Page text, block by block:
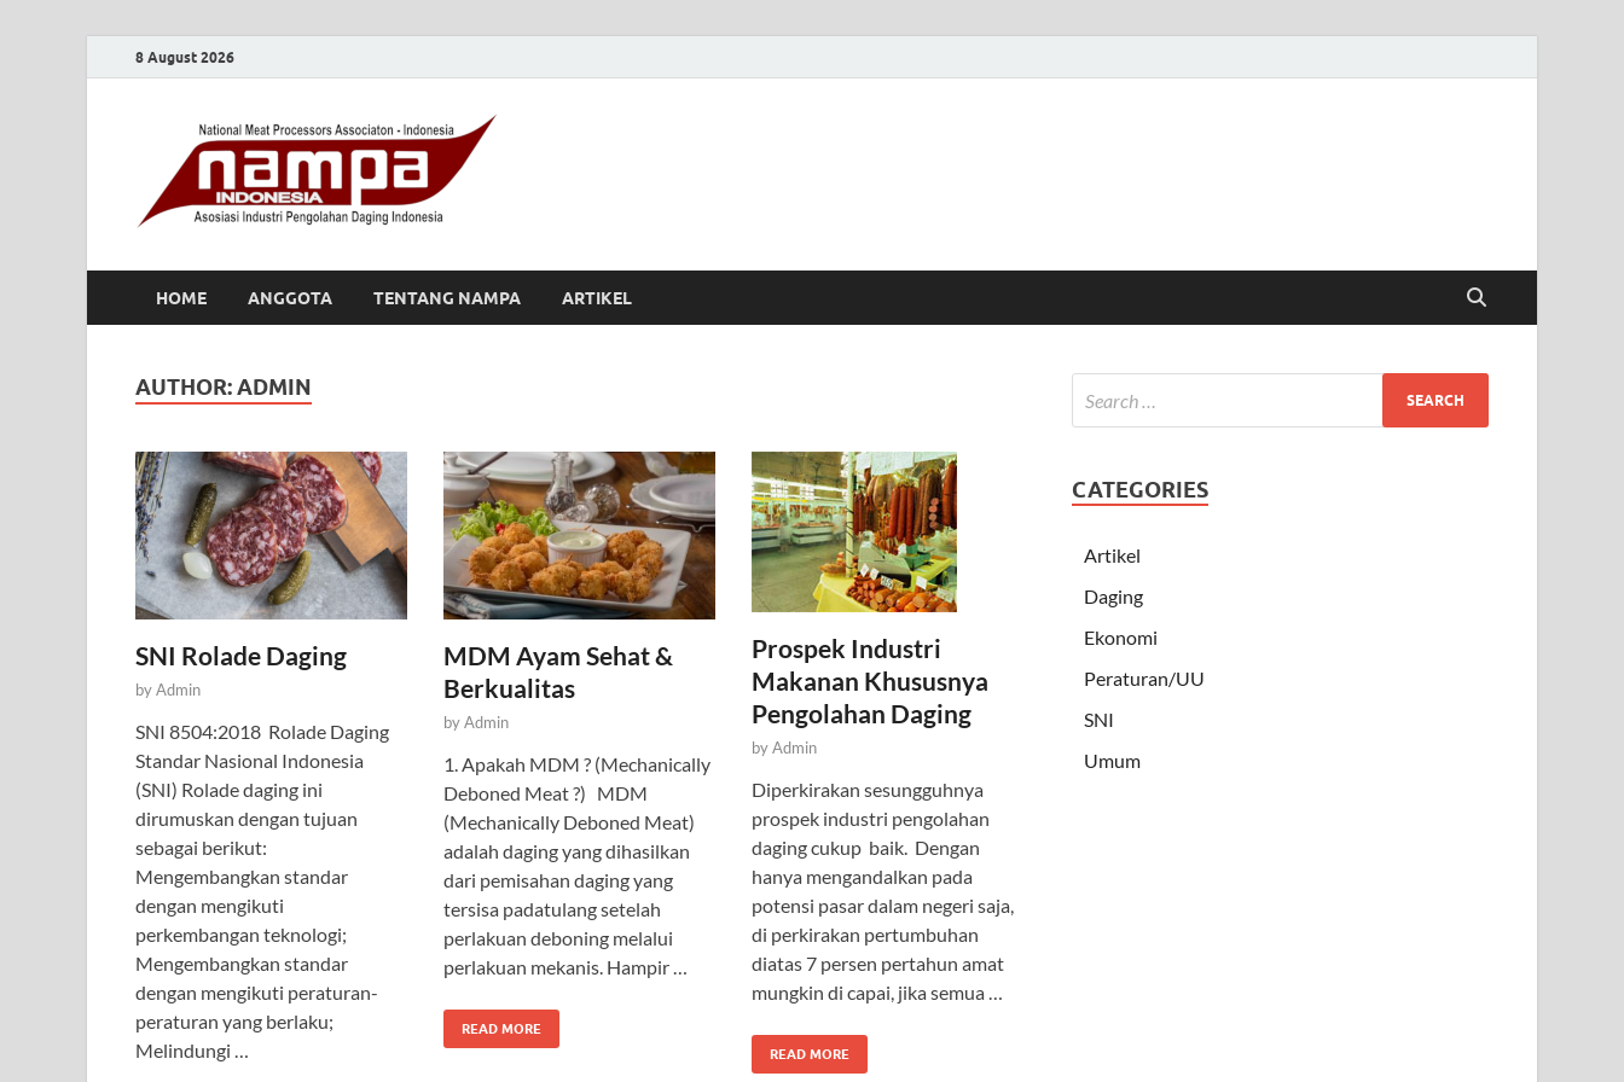
8 August 2026
HOME ANGGOTA TENTANG NAMPA ARTIKEL
AUTHOR:ADMIN
SNI Rolade Daging
byAdmin
SNI 8504:2018 Rolade Daging
Standar Nasional Indonesia
(SNI) Rolade daging ini
dirumuskan dengan tujuan
sebagai berikut:
Mengembangkan standar
dengan mengikuti
perkembangan teknologi;
Mengembangkan standar
dengan mengikuti peraturan-
peraturan yang berlaku;
Melindungi …
MDM Ayam Sehat &
Berkualitas
byAdmin
1. Apakah MDM ? (Mechanically
Deboned Meat ?) MDM
(Mechanically Deboned Meat)
adalah daging yang dihasilkan
dari pemisahan daging yang
tersisa padatulang setelah
perlakuan deboning melalui
perlakuan mekanis. Hampir …
READ MORE
Prospek Industri
Makanan Khususnya
Pengolahan Daging
byAdmin
Diperkirakan sesungguhnya
prospek industri pengolahan
daging cukup baik. Dengan
hanya mengandalkan pada
potensi pasar dalam negeri saja,
di perkirakan pertumbuhan
diatas 7 persen pertahun amat
mungkin di capai, jika semua …
READ MORE
CATEGORIES
Artikel
Daging
Ekonomi
Peraturan/UU
SNI
Umum